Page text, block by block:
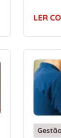
LER